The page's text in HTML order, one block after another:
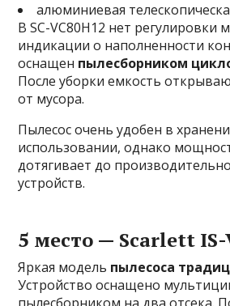
алюминиевая
В SC-VC80H12 нет регулировки
индикации о наполненности
оснащен пылесборником
После уборки емкость
от мусора.
Пылесос очень удобен в
использовании, однако
дотягивает до
устройств.
5 место — Scarlett IS-
Яркая модель пылесоса
Устройство оснащено